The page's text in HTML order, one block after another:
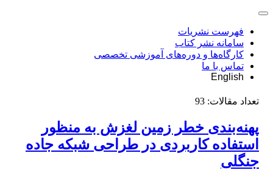
فهرست نشریات
سامانه نشر کتاب
کارگاه‌ها و دوره‌های آموزشی تخصصی
تماس با ما
English
تعداد مقالات: 93
پهنه‌بندی خطر زمین لغزش به منظور
استفاده کاربردی در طراحی شبکه جاده
جنگلی